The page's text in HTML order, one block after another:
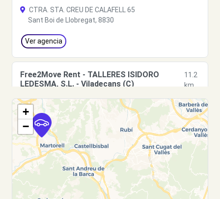
CTRA. STA. CREU DE CALAFELL 65
Sant Boi de Llobregat, 8830
Ver agencia
Free2Move Rent - TALLERES ISIDORO
LEDESMA, S.L. - Viladecans (C)
11.2
km
C/ AGRICULTURA, 36
Viladecans, 8840
Ver agencia
Free2Move Rent - MAAM - Hospitalet de
Llobregat (L') (P)
14.9
Cromo, 27
+
−